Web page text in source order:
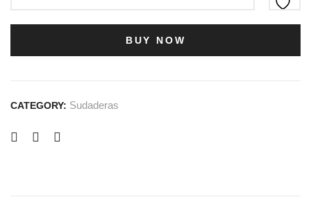
BUY NOW
CATEGORY: Sudaderas